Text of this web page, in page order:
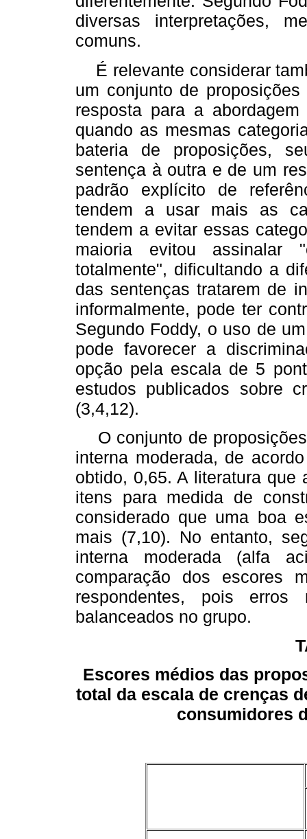
diversas interpretações,
comuns.
É relevante considerar
um conjunto de
resposta para a
quando as mesmas
bateria de proposições,
sentença à outra e de um
padrão explícito de
tendem a usar mais as
tendem a evitar essas
maioria evitou assinalar
totalmente", dificultando a
das sentenças tratarem de
informalmente, pode ter
Segundo Foddy, o uso de
pode favorecer a
opção pela escala de 5
estudos publicados sobre
(3,4,12).
O conjunto de
interna moderada, de
obtido, 0,65. A literatura
itens para medida de
considerado que uma boa
mais (7,10). No entanto,
interna moderada (alfa
comparação dos escores
respondentes, pois
balanceados no grupo.
Escores médios das
total da escala de crenças
consumidores